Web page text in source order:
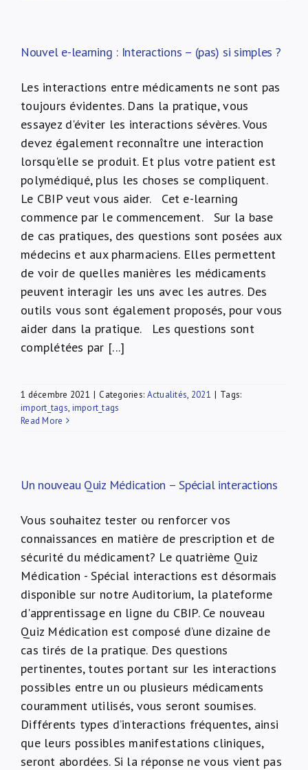
Nouvel e-learning : Interactions – (pas) si simples ?
Les interactions entre médicaments ne sont pas
toujours évidentes. Dans la pratique, vous
essayez d'éviter les interactions sévères. Vous
devez également reconnaître une interaction
lorsqu'elle se produit. Et plus votre patient est
polymédiqué, plus les choses se compliquent.
Le CBIP veut vous aider. Cet e-learning
commence par le commencement. Sur la base
de cas pratiques, des questions sont posées aux
médecins et aux pharmaciens. Elles permettent
de voir de quelles manières les médicaments
peuvent interagir les uns avec les autres. Des
outils vous sont également proposés, pour vous
aider dans la pratique. Les questions sont
complétées par [...]
1 décembre 2021 | Categories: Actualités, 2021 | Tags:
import_tags, import_tags
Read More
Un nouveau Quiz Médication – Spécial interactions
Vous souhaitez tester ou renforcer vos
connaissances en matière de prescription et de
sécurité du médicament? Le quatrième Quiz
Médication - Spécial interactions est désormais
disponible sur notre Auditorium, la plateforme
d'apprentissage en ligne du CBIP. Ce nouveau
Quiz Médication est composé d’une dizaine de
cas tirés de la pratique. Des questions
pertinentes, toutes portant sur les interactions
possibles entre un ou plusieurs médicaments
couramment utilisés, vous seront soumises.
Différents types d’interactions fréquentes, ainsi
que leurs possibles manifestations cliniques,
seront abordées. Si la réponse ne vous vient pas